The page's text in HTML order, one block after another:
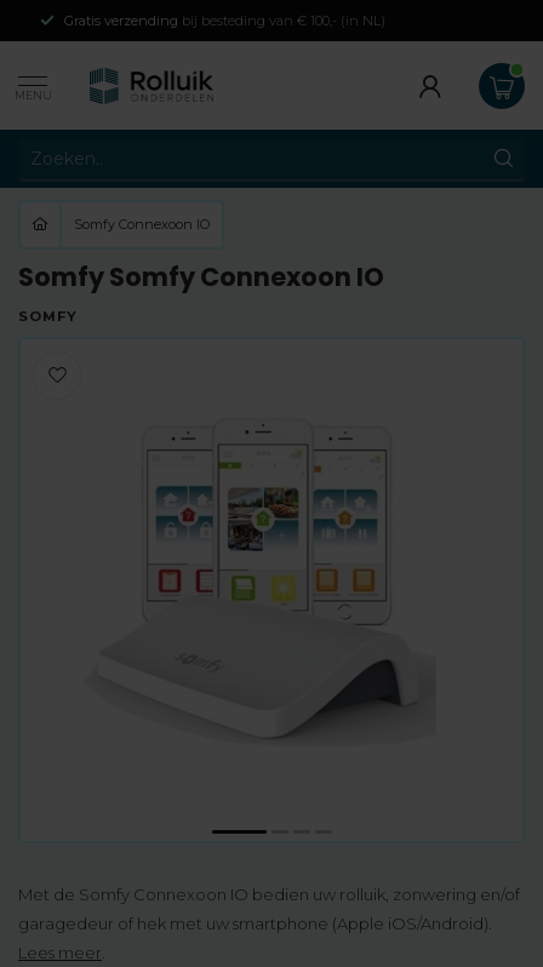
Gratis verzending bij besteding van € 100,- (in NL)
MENU
Somfy Connexoon IO
Somfy Somfy Connexoon IO
SOMFY
Met de Somfy Connexoon IO bedien uw rolluik, zonwering en/of
garagedeur of hek met uw smartphone (Apple iOS/Android).
Lees meer